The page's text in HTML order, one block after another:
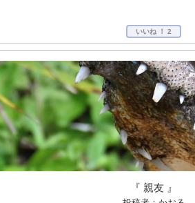
いいね ！ 2
『 親友 』